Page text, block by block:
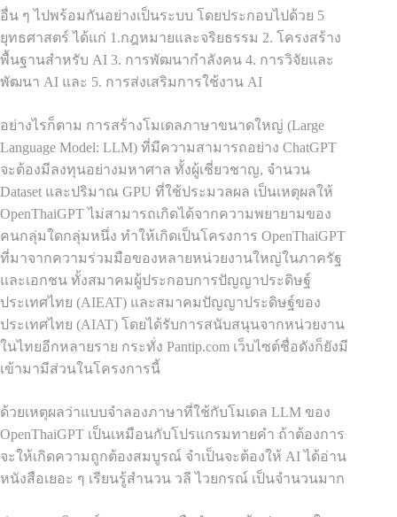
อื่น ๆ ไปพร้อมกันอย่างเป็นระบบ โดยประกอบไปด้วย 5
ยุทธศาสตร์ ได้แก่ 1.กฎหมายและจริยธรรม 2. โครงสร้าง
พื้นฐานสำหรับ AI 3. การพัฒนากำลังคน 4. การวิจัยและ
พัฒนา AI และ 5. การส่งเสริมการใช้งาน AI
อย่างไรก็ตาม การสร้างโมเดลภาษาขนาดใหญ่ (Large
Language Model: LLM) ที่มีความสามารถอย่าง ChatGPT
จะต้องมีลงทุนอย่างมหาศาล ทั้งผู้เชี่ยวชาญ, จำนวน
Dataset และปริมาณ GPU ที่ใช้ประมวลผล เป็นเหตุผลให้
OpenThaiGPT ไม่สามารถเกิดได้จากความพยายามของ
คนกลุ่มใดกลุ่มหนึ่ง ทำให้เกิดเป็นโครงการ OpenThaiGPT
ที่มาจากความร่วมมือของหลายหน่วยงานใหญ่ในภาครัฐ
และเอกชน ทั้งสมาคมผู้ประกอบการปัญญาประดิษฐ์
ประเทศไทย (AIEAT) และสมาคมปัญญาประดิษฐ์ของ
ประเทศไทย (AIAT) โดยได้รับการสนับสนุนจากหน่วยงาน
ในไทยอีกหลายราย กระทั่ง Pantip.com เว็บไซต์ชื่อดังก็ยังมี
เข้ามามีส่วนในโครงการนี้
ด้วยเหตุผลว่าแบบจำลองภาษาที่ใช้กับโมเดล LLM ของ
OpenThaiGPT เป็นเหมือนกับโปรแกรมทายคำ ถ้าต้องการ
จะให้เกิดความถูกต้องสมบูรณ์ จำเป็นจะต้องให้ AI ได้อ่าน
หนังสือเยอะ ๆ เรียนรู้สำนวน วลี ไวยกรณ์ เป็นจำนวนมาก